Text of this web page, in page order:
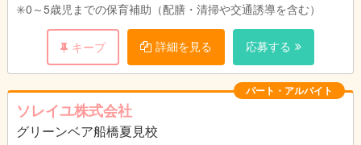
•遅番（17:00～19:00） → ＋200円
✳️0～5歳児までの保育補助（配膳・清掃や交通誘導を含む）
キープ 詳細を見る 応募する
パート・アルバイト
ソレイユ株式会社
グリーンベア船橋夏見校